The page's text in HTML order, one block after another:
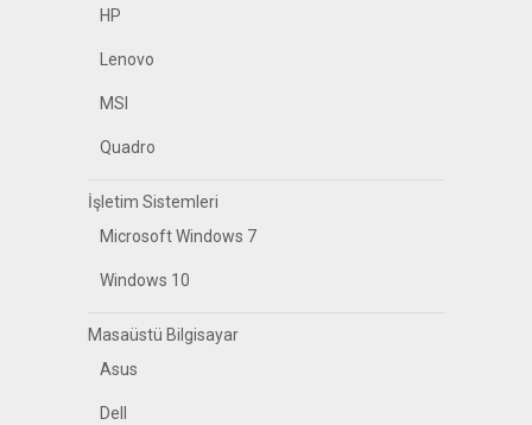
HP
Lenovo
MSI
Quadro
İşletim Sistemleri
Microsoft Windows 7
Windows 10
Masaüstü Bilgisayar
Asus
Dell